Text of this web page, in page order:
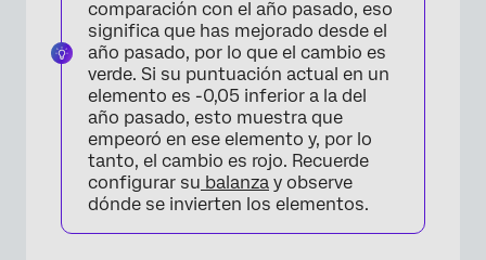
comparación con el año pasado, eso
significa que has mejorado desde el
año pasado, por lo que el cambio es
verde. Si su puntuación actual en un
elemento es -0,05 inferior a la del
año pasado, esto muestra que
empeoró en ese elemento y, por lo
tanto, el cambio es rojo. Recuerde
configurar su balanza y observe
dónde se invierten los elementos.